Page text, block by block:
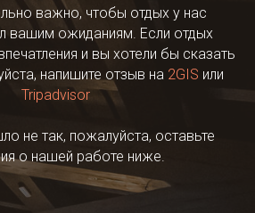
важно, чтобы отдых у нас
вашим ожиданиям. Если отдых
и вы хотели бы сказать
напишите отзыв на 2GIS или
Tripadvisor
не так, пожалуйста, оставьте
о нашей работе ниже.